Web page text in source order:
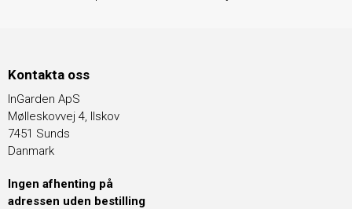
Kontakta oss
InGarden ApS
Mølleskovvej 4, Ilskov
7451 Sunds
Danmark
Ingen afhenting på
adressen uden bestilling